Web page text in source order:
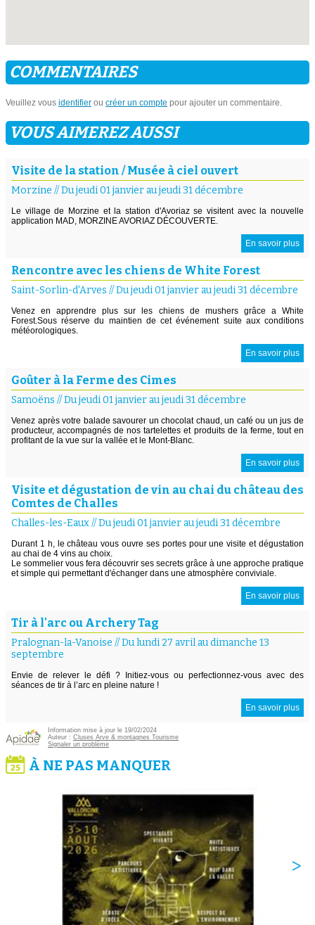
COMMENTAIRES
Veuillez vous identifier ou créer un compte pour ajouter un commentaire.
VOUS AIMEREZ AUSSI
Visite de la station / Musée à ciel ouvert
Morzine //Du jeudi 01 janvier au jeudi 31 décembre
Le village de Morzine et la station d'Avoriaz se visitent avec la nouvelle
application MAD, MORZINE AVORIAZ DÉCOUVERTE.
En savoir plus
Rencontre avec les chiens de White Forest
Saint-Sorlin-d'Arves //Du jeudi 01 janvier au jeudi 31 décembre
Venez en apprendre plus sur les chiens de mushers grâce a White
Forest.Sous réserve du maintien de cet événement suite aux conditions
météorologiques.
En savoir plus
Goûter à la Ferme des Cimes
Samoëns //Du jeudi 01 janvier au jeudi 31 décembre
Venez après votre balade savourer un chocolat chaud, un café ou un jus de
producteur, accompagnés de nos tartelettes et produits de la ferme, tout en
profitant de la vue sur la vallée et le Mont-Blanc.
En savoir plus
Visite et dégustation de vin au chai du château des
Comtes de Challes
Challes-les-Eaux//Du jeudi 01 janvier au jeudi 31 décembre
Durant 1 h, le château vous ouvre ses portes pour une visite et dégustation
au chai de 4 vins au choix.
Le sommelier vous fera découvrir ses secrets grâce à une approche pratique
et simple qui permettant d'échanger dans une atmosphère conviviale.
En savoir plus
Tir à l'arc ou Archery Tag
Pralognan-la-Vanoise //Du lundi 27 avril au dimanche 13
septembre
Envie de relever le défi ? Initiez-vous ou perfectionnez-vous avec des
séances de tir à l’arc en pleine nature !
En savoir plus
Information mise à jour le 19/02/2024
Auteur : Cluses Arve & montagnes Tourisme
Signaler un problème
À NE PAS MANQUER